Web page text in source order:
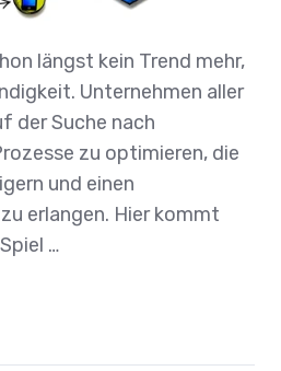
längst kein Trend mehr,
Unternehmen aller
der Suche nach
zu optimieren, die
und einen
erlangen. Hier kommt
…